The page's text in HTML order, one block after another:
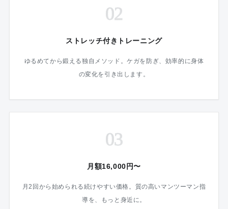
02
ストレッチ付きトレーニング
ゆるめてから鍛える独自メソッド。ケガを防ぎ、効率的に身体
の変化を引き出します。
03
月額16,000円〜
月2回から始められる続けやすい価格。質の高いマンツーマン指
導を、もっと身近に。